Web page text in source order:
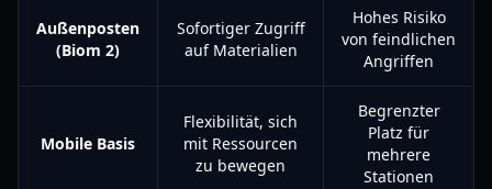
Außenposten
(Biom 2)
Sofortiger Zugriff
auf Materialien
Hohes Risiko
von feindlichen
Angriffen
Mobile Basis
Flexibilität, sich
mit Ressourcen
zu bewegen
Begrenzter
Platz für
mehrere
Stationen